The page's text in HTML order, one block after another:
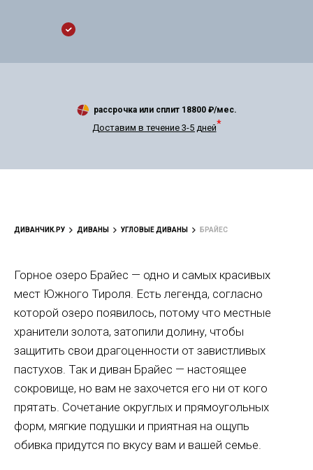
рассрочка или сплит 18800 ₽/мес.
Доставим в течение 3-5 дней*
ДИВАНЧИК.РУ ДИВАНЫ УГЛОВЫЕ ДИВАНЫ БРАЙЕС
Горное озеро Брайес — одно и самых красивых
мест Южного Тироля. Есть легенда, согласно
которой озеро появилось, потому что местные
хранители золота, затопили долину, чтобы
защитить свои драгоценности от завистливых
пастухов. Так и диван Брайес — настоящее
сокровище, но вам не захочется его ни от кого
прятать. Сочетание округлых и прямоугольных
форм, мягкие подушки и приятная на ощупь
обивка придутся по вкусу вам и вашей семье.